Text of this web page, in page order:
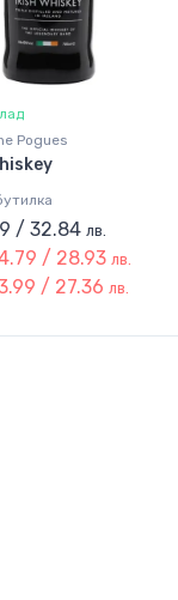
Pogues
/ 32.84 лв.
/ 28.93 лв.
/ 27.36 лв.